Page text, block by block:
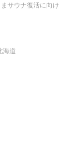
サウナ復活に向け
海道